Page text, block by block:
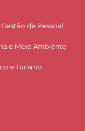
de Pessoal
e Meio Ambiente
e Turismo